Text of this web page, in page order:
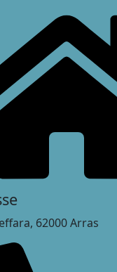
62000 Arras